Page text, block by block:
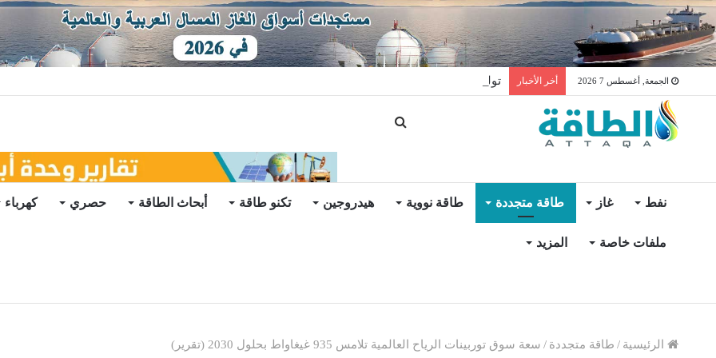
الجمعة, أغسطس 7 2026 أخر الأخبار توليد الكهرباء بالغاز في الإمارات يرتفع للعام الثاني
نفط غاز طاقة متجددة طاقة نووية هيدروجين تكنو طاقة أبحاث الطاقة حصري كهرباء
ملفات خاصة المزيد
الرئيسية / طاقة متجددة / سعة سوق توربينات الرياح العالمية تلامس 935 غيغاواط بحلول 2030 (تقرير)